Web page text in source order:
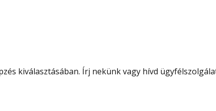
kiválasztásában. Írj nekünk vagy hívd